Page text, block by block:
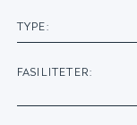
TYPE:
FASILITETER: